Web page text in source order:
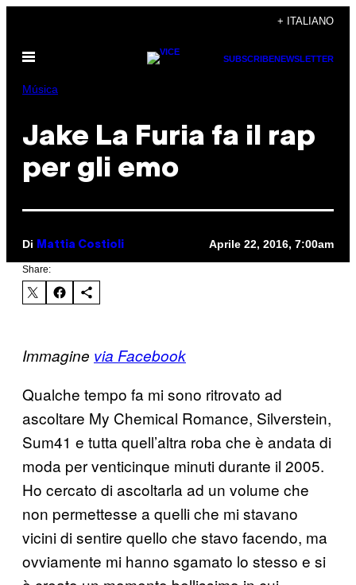
contenuto
+ ITALIANO
Apri
SUBSCRIBENEWSLETTER
Música
Jake La Furia fa il rap
per gli emo
Di Mattia Costioli Aprile 22, 2016, 7:00am
Share:
Immagine via Facebook
Qualche tempo fa mi sono ritrovato ad
ascoltare My Chemical Romance, Silverstein,
Sum41 e tutta quell’altra roba che è andata di
moda per venticinque minuti durante il 2005.
Ho cercato di ascoltarla ad un volume che
non permettesse a quelli che mi stavano
vicini di sentire quello che stavo facendo, ma
ovviamente mi hanno sgamato lo stesso e si